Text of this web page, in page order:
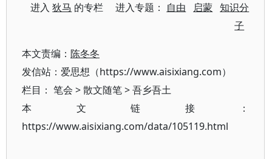
进入狄马 的专栏 进入专题： 自由 启蒙 知识分
子
本文责编： 陈冬冬
发信站：爱思想（https://www.aisixiang.com）
栏目： 笔会 >散文随笔>吾乡吾土
本文链接：
https://www.aisixiang.com/data/105119.html